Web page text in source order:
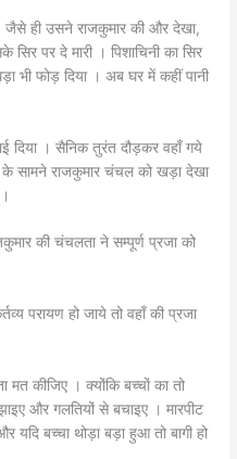
जैसे ही उसने राजकुमार की और देखा,
पर दे मारी । पिशाचिनी का सिर
भी फोड़ दिया । अब घर में कहीं पानी
दिया । सैनिक तुरंत दौड़कर वहाँ गये
के सामने राजकुमार चंचल को खड़ा देखा
की चंचलता ने सम्पूर्ण प्रजा को
परायण हो जाये तो वहाँ की प्रजा
कीजिए । क्योंकि बच्चों का तो
और गलतियों से बचाइए । मारपीट
बच्चा थोड़ा बड़ा हुआ तो बागी हो